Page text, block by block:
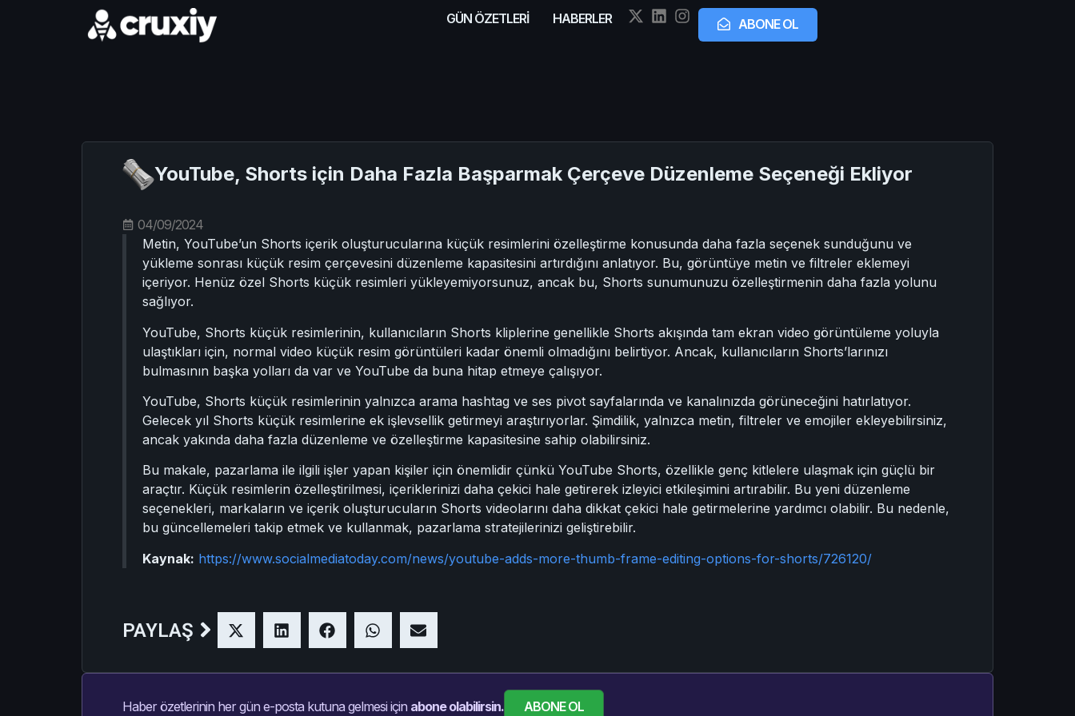
GÜN ÖZETLERİ HABERLER ABONE OL
YouTube, Shorts için Daha Fazla Başparmak Çerçeve Düzenleme Seçeneği Ekliyor
04/09/2024
Metin, YouTube’un Shorts içerik oluşturucularına küçük resimlerini özelleştirme konusunda daha fazla seçenek sunduğunu ve
yükleme sonrası küçük resim çerçevesini düzenleme kapasitesini artırdığını anlatıyor. Bu, görüntüye metin ve filtreler eklemeyi
içeriyor. Henüz özel Shorts küçük resimleri yükleyemiyorsunuz, ancak bu, Shorts sunumunuzu özelleştirmenin daha fazla yolunu
sağlıyor.
YouTube, Shorts küçük resimlerinin, kullanıcıların Shorts kliplerine genellikle Shorts akışında tam ekran video görüntüleme yoluyla
ulaştıkları için, normal video küçük resim görüntüleri kadar önemli olmadığını belirtiyor. Ancak, kullanıcıların Shorts’larınızı
bulmasının başka yolları da var ve YouTube da buna hitap etmeye çalışıyor.
YouTube, Shorts küçük resimlerinin yalnızca arama hashtag ve ses pivot sayfalarında ve kanalınızda görüneceğini hatırlatıyor.
Gelecek yıl Shorts küçük resimlerine ek işlevsellik getirmeyi araştırıyorlar. Şimdilik, yalnızca metin, filtreler ve emojiler ekleyebilirsiniz,
ancak yakında daha fazla düzenleme ve özelleştirme kapasitesine sahip olabilirsiniz.
Bu makale, pazarlama ile ilgili işler yapan kişiler için önemlidir çünkü YouTube Shorts, özellikle genç kitlelere ulaşmak için güçlü bir
araçtır. Küçük resimlerin özelleştirilmesi, içeriklerinizi daha çekici hale getirerek izleyici etkileşimini artırabilir. Bu yeni düzenleme
seçenekleri, markaların ve içerik oluşturucuların Shorts videolarını daha dikkat çekici hale getirmelerine yardımcı olabilir. Bu nedenle,
bu güncellemeleri takip etmek ve kullanmak, pazarlama stratejilerinizi geliştirebilir.
Kaynak: https://www.socialmediatoday.com/news/youtube-adds-more-thumb-frame-editing-options-for-shorts/726120/
PAYLAŞ
Haber özetlerinin her gün e-posta kutuna gelmesi için abone olabilirsin. ABONE OL